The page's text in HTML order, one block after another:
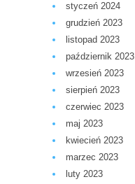
styczeń 2024
grudzień 2023
listopad 2023
październik 2023
wrzesień 2023
sierpień 2023
czerwiec 2023
maj 2023
kwiecień 2023
marzec 2023
luty 2023